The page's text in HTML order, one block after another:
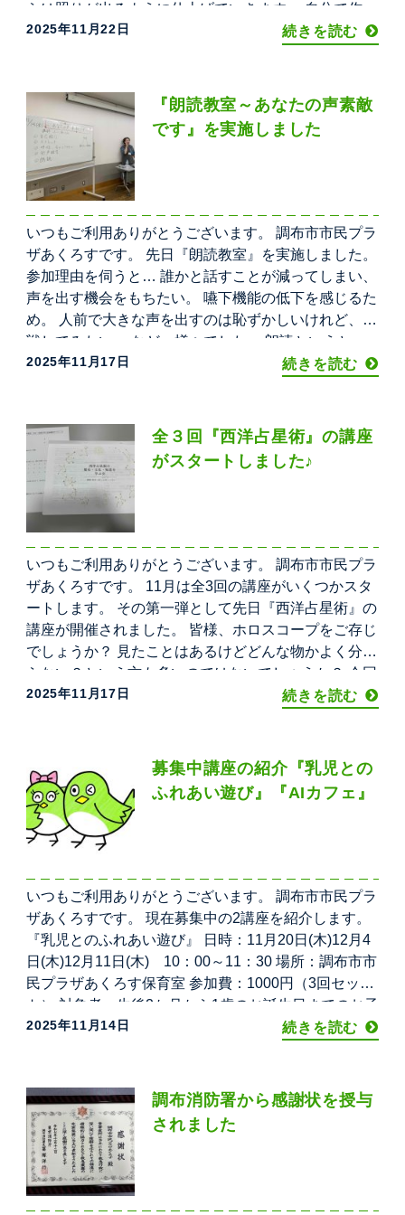
らは照りが出るように仕上げていきます。 自分で作っ
たできたての和菓子のおいしさに、参加者の皆さんは
2025年11月22日 続きを読む
『朗読教室～あなたの声素敵
です』を実施しました
いつもご利用ありがとうございます。 調布市市民プラ
ザあくろすです。 先日『朗読教室』を実施しました。
参加理由を伺うと… 誰かと話すことが減ってしまい、
声を出す機会をもちたい。 嚥下機能の低下を感じるた
め。 人前で大きな声を出すのは恥ずかしいけれど、挑
戦してみたい。 など、様々でした。 朗読というと、
国語の教科書を読む感じ？かと思いましたが、 まずは
2025年11月17日 続きを読む
全３回『西洋占星術』の講座
がスタートしました♪
いつもご利用ありがとうございます。 調布市市民プラ
ザあくろすです。 11月は全3回の講座がいくつかスタ
ートします。 その第一弾として先日『西洋占星術』の
講座が開催されました。 皆様、ホロスコープをご存じ
でしょうか？ 見たことはあるけどどんな物かよく分か
らない？という方も多いのではないでしょうか？ 今回
スマートフォンで各自のホロスコープを実際に作成
2025年11月17日 続きを読む
募集中講座の紹介『乳児との
ふれあい遊び』『AIカフェ』
いつもご利用ありがとうございます。 調布市市民プラ
ザあくろすです。 現在募集中の2講座を紹介します。
『乳児とのふれあい遊び』 日時：11月20日(木)12月4
日(木)12月11日(木) 10：00～11：30 場所：調布市市
民プラザあくろす保育室 参加費：1000円（3回セッ
ト） 対象者：生後2か月から1歳のお誕生日までのお子
様と保護者・仕事や地域でお子さんと関わる方
2025年11月14日 続きを読む
調布消防署から感謝状を授与
されました